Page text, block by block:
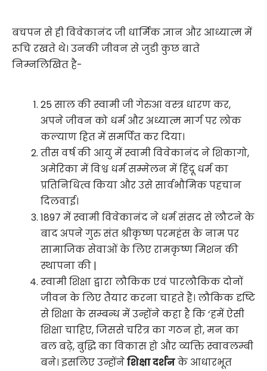
बचपन से ही विवेकानंद जी धार्मिक ज्ञान और आध्यात्म में
रूचि रखते थे। उनकी जीवन से जुडी कुछ बाते
निम्नलिखित है-
25 साल की स्वामी जी गेरुआ वस्त्र धारण कर,
अपने जीवन को धर्म और अध्यात्म मार्ग पर लोक
कल्याण हित में समर्पित कर दिया।
तीस वर्ष की आयु में स्वामी विवेकानंद ने शिकागो,
अमेरिका में विश्व धर्म सम्मेलन में हिंदू धर्म का
प्रतिनिधित्व किया और उसे सार्वभौमिक पहचान
दिलवाई।
1897 में स्वामी विवेकानंद ने धर्म संसद से लौटने के
बाद अपने गुरु संत श्रीकृष्ण परमहंस के नाम पर
सामाजिक सेवाओं के लिए रामकृष्ण मिशन की
स्थापना की |
स्वामी शिक्षा द्वारा लौकिक एवं पारलौकिक दोनों
जीवन के लिए तैयार करना चाहते हैं। लौकिक दृष्टि
से शिक्षा के सम्बन्ध में उन्होंने कहा है कि ‘हमें ऐसी
शिक्षा चाहिए, जिससे चरित्र का गठन हो, मन का
बल बढ़े, बुद्धि का विकास हो और व्यक्ति स्वावलम्बी
बने। इसलिए उन्होंनेशिक्षा दर्शनके आधारभूत